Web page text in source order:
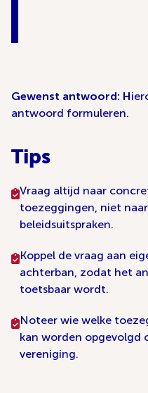
Gewenst antwoord: H
antwoord formuleren.
Tips
Vraag altijd naar
toezeggingen, niet
beleidsuitspraken.
Koppel de vraag aan
achterban, zodat het
toetsbaar wordt.
Noteer wie welke
kan worden opgevolgd
vereniging.